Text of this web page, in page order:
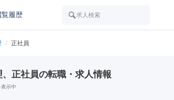
覧履歴 求人検索
/ 正社員
正社員の転職・求人情報
示中